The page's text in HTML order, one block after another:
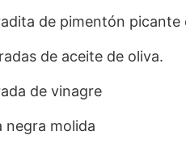
de pimentón picante
de aceite de oliva.
de vinagre
negra molida